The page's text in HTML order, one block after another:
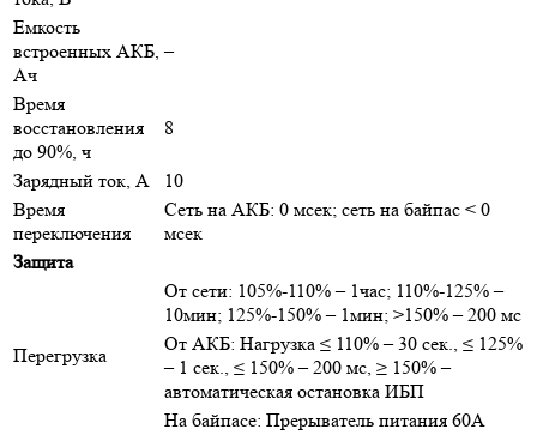
Емкость
встроенных АКБ,
Ач
–
Время
восстановления
до 90%, ч
8
Зарядный ток, А
10
Время
переключения
Сеть на АКБ: 0 мсек; сеть на байпас < 0
мсек
Защита
Перегрузка
От сети: 105%-110% – 1час; 110%-125% –
10мин; 125%-150% – 1мин; >150% – 200 мс
От АКБ: Нагрузка ≤ 110% – 30 сек., ≤ 125%
– 1 сек., ≤ 150% – 200 мс, ≥ 150% –
автоматическая остановка ИБП
На байпасе: Прерыватель питания 60А